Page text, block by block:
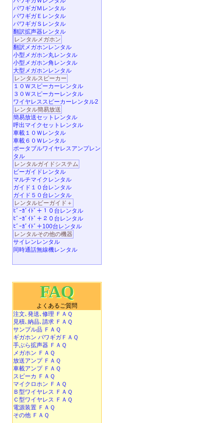
パワギガＭレンタル
パワギガＥレンタル
パワギガＳレンタル
翻訳拡声器レンタル
レンタルメガホン
翻訳メガホンレンタル
小型メガホン丸レンタル
小型メガホン角レンタル
大型メガホンレンタル
レンタルスピーカー
１０Ｗスピーカーレンタル
３０Ｗスピーカーレンタル
ワイヤレススピーカーレンタル2
レンタル簡易放送
簡易放送セットレンタル
呼出マイクセットレンタル
車載１０Ｗレンタル
車載６０Ｗレンタル
ポータブルワイヤレスアンプレン
タル
レンタルガイドシステム
ビーガイドレンタル
マルチマイクレンタル
ガイド１０台レンタル
ガイド５０台レンタル
レンタルビーガイド＋
ﾋﾞｰｶﾞｲﾄﾞ＋１０台レンタル
ﾋﾞｰｶﾞｲﾄﾞ＋２０台レンタル
ﾋﾞｰｶﾞｲﾄﾞ＋100台レンタル
レンタルその他の機器
サイレンレンタル
同時通話無線機レンタル
FAQ
よくあるご質問
注文､発送､修理 ＦＡＱ
見積､納品､請求 ＦＡＱ
サンプル品 ＦＡＱ
ギガホン パワギガＦＡＱ
手ぶら拡声器 ＦＡＱ
メガホン ＦＡＱ
放送アンプ ＦＡＱ
車載アンプ ＦＡＱ
スピーカ ＦＡＱ
マイクロホン ＦＡＱ
Ｂ型ワイヤレス ＦＡＱ
Ｃ型ワイヤレス ＦＡＱ
電源装置 ＦＡＱ
その他 ＦＡＱ